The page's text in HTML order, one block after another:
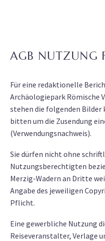
AGB NUTZUNG
Für eine redaktionelle
Archäologiepark Römische
stehen die folgenden Bilder
bitten um die Zusendung
(Verwendungsnachweis).
Sie dürfen nicht ohne
Nutzungsberechtigten
Merzig-Wadern an Dritte
Angabe des jeweiligen
Pflicht.
Eine gewerbliche Nutzung
Reiseveranstalter, Verlage